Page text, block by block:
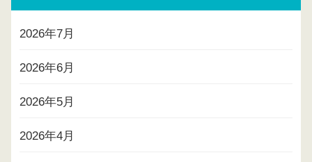
2026年7月
2026年6月
2026年5月
2026年4月